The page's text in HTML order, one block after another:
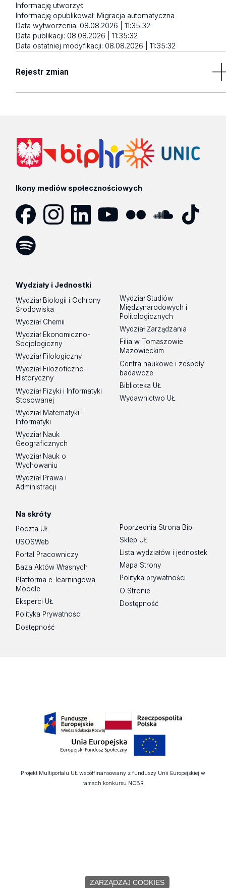
Informację utworzył:
Informację opublikował:Migracja automatyczna
Data wytworzenia:08.08.2026 | 11:35:32
Data publikacji:08.08.2026 | 11:35:32
Data ostatniej modyfikacji:08.08.2026 | 11:35:32
Rejestr zmian
Ikony mediów społecznościowych
Wydziały i Jednostki
Wydział Biologii i Ochrony
Środowiska
Wydział Chemii
Wydział Ekonomiczno-
Socjologiczny
Wydział Filologiczny
Wydział Filozoficzno-
Historyczny
Wydział Fizyki i Informatyki
Stosowanej
Wydział Matematyki i
Informatyki
Wydział Nauk
Geograficznych
Wydział Nauk o
Wychowaniu
Wydział Prawa i
Administracji
Wydział Studiów
Międzynarodowych i
Politologicznych
Wydział Zarządzania
Filia w Tomaszowie
Mazowieckim
Centra naukowe i zespoły
badawcze
Biblioteka UŁ
Wydawnictwo UŁ
Na skróty
Poczta UŁ
USOSWeb
Portal Pracowniczy
Baza Aktów Własnych
Platforma e-learningowa
Moodle
Eksperci UŁ
Polityka Prywatności
Dostępność
Poprzednia Strona Bip
Sklep UŁ
Lista wydziałów i jednostek
Mapa Strony
Polityka prywatności
O Stronie
Dostępność
Projekt Multiportalu UŁ współfinansowany z funduszy Unii Europejskiej w
ramach konkursu NCBR
ZARZĄDZAJ COOKIES